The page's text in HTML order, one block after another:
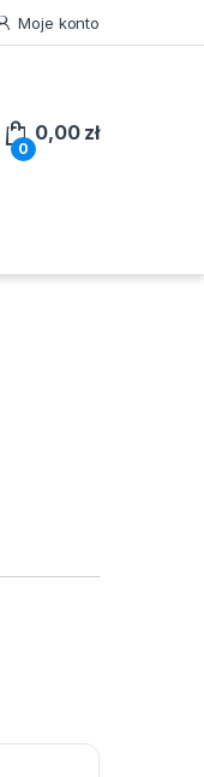
Moje konto
0
0,00 zł